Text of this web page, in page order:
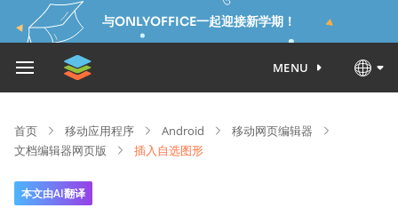
与ONLYOFFICE一起迎接新学期！
MENU
首页 移动应用程序 Android
移动网页编辑器
文档编辑器网页版
插入自选图形
本文由AI翻译